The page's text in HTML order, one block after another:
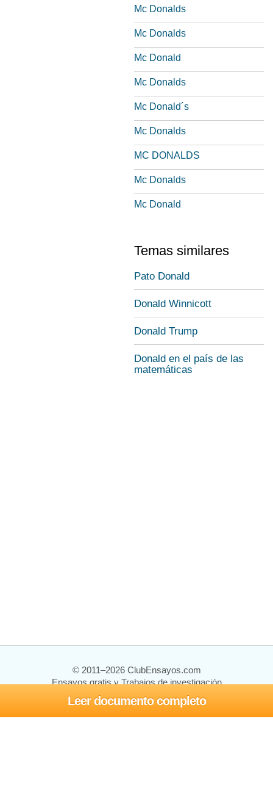
Leer documento completo
Mc Donalds
Mc Donalds
Mc Donald
Mc Donalds
Mc Donald´s
Mc Donalds
MC DONALDS
Mc Donalds
Mc Donald
Temas similares
Pato Donald
Donald Winnicott
Donald Trump
Donald en el país de las
matemáticas
© 2011–2026 ClubEnsayos.com
Ensayos gratis y Trabajos de investigación